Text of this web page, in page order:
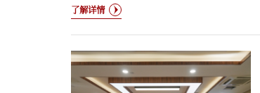
境产业一体化高质量发展工作新格局，打造深耕
了解详情